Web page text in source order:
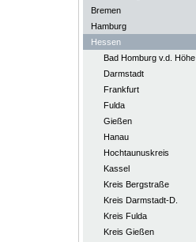
Bremen
Hamburg
Hessen
Bad Homburg v.d. Höhe
Darmstadt
Frankfurt
Fulda
Gießen
Hanau
Hochtaunuskreis
Kassel
Kreis Bergstraße
Kreis Darmstadt-D.
Kreis Fulda
Kreis Gießen